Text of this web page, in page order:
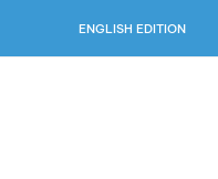
ENGLISH EDITION